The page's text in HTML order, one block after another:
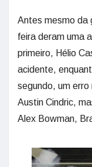
Antes mesmo da
feira deram uma
primeiro, Hélio
acidente,
segundo, um erro
Austin Cindric,
Alex Bowman,